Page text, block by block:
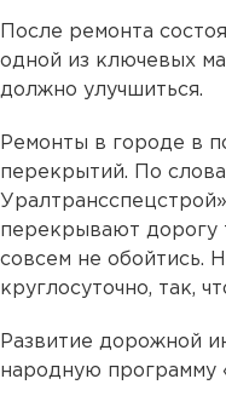
После ремонта
одной из ключевых
должно улучшиться.
Ремонты в городе в
перекрытий. По
Уралтрансспецстрой»
перекрывают дорогу
совсем не обойтись.
круглосуточно, так,
Развитие дорожной
народную программу